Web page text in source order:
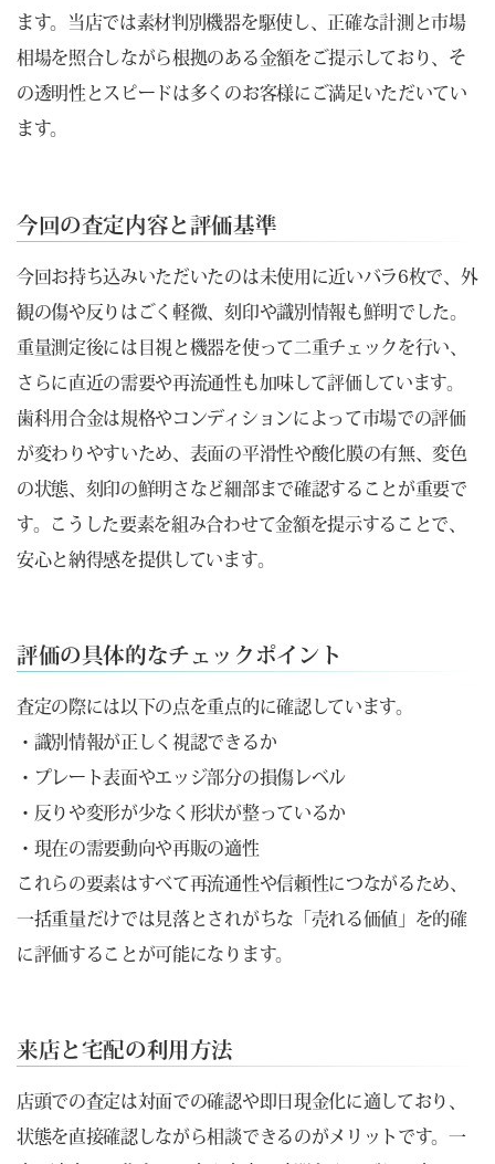
ます。当店では素材判別機器を駆使し、正確な計測と市場
相場を照合しながら根拠のある金額をご提示しており、そ
の透明性とスピードは多くのお客様にご満足いただいてい
ます。
今回の査定内容と評価基準
今回お持ち込みいただいたのは未使用に近いバラ6枚で、外
観の傷や反りはごく軽微、刻印や識別情報も鮮明でした。
重量測定後には目視と機器を使って二重チェックを行い、
さらに直近の需要や再流通性も加味して評価しています。
歯科用合金は規格やコンディションによって市場での評価
が変わりやすいため、表面の平滑性や酸化膜の有無、変色
の状態、刻印の鮮明さなど細部まで確認することが重要で
す。こうした要素を組み合わせて金額を提示することで、
安心と納得感を提供しています。
評価の具体的なチェックポイント
査定の際には以下の点を重点的に確認しています。
・識別情報が正しく視認できるか
・プレート表面やエッジ部分の損傷レベル
・反りや変形が少なく形状が整っているか
・現在の需要動向や再販の適性
これらの要素はすべて再流通性や信頼性につながるため、
一括重量だけでは見落とされがちな「売れる価値」を的確
に評価することが可能になります。
来店と宅配の利用方法
店頭での査定は対面での確認や即日現金化に適しており、
状態を直接確認しながら相談できるのがメリットです。一